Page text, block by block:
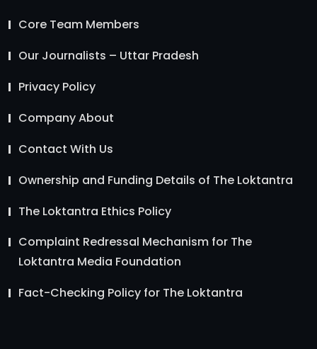
Core Team Members
Our Journalists – Uttar Pradesh
Privacy Policy
Company About
Contact With Us
Ownership and Funding Details of The Loktantra
The Loktantra Ethics Policy
Complaint Redressal Mechanism for The
Loktantra Media Foundation
Fact-Checking Policy for The Loktantra